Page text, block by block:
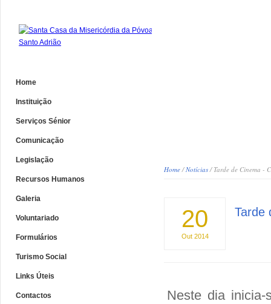
Home
Instituição
Serviços Sénior
Comunicação
Legislação
Recursos Humanos
Galeria
Voluntariado
Formulários
Turismo Social
Links Úteis
Contactos
Home/Notícias/ Tarde de Cinema -
20
Out 2014
Tarde
Neste dia